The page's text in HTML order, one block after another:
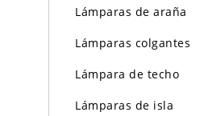
Lámparas de araña
Lámparas colgantes
Lámpara de techo
Lámparas de isla